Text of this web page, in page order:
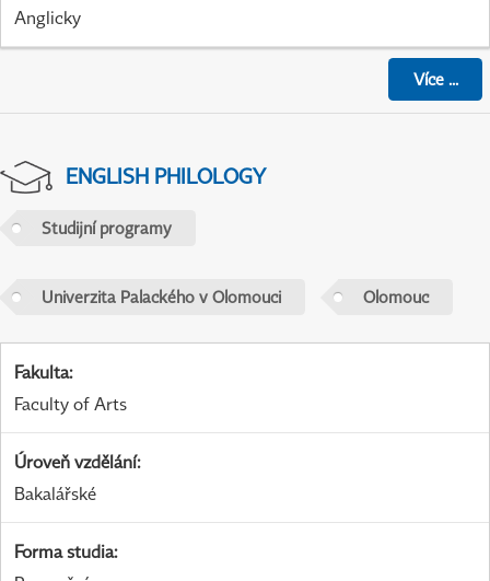
Anglicky
Více...
ENGLISH PHILOLOGY
Studijní programy
Univerzita Palackého v Olomouci Olomouc
Fakulta:
Faculty of Arts
Úroveň vzdělání:
Bakalářské
Forma studia: